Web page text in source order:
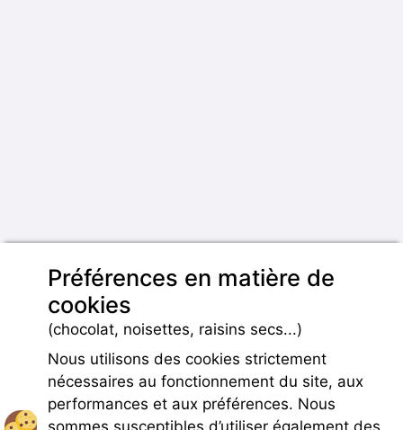
Préférences en matière de
cookies
(chocolat, noisettes, raisins secs...)
Nous utilisons des cookies strictement
nécessaires au fonctionnement du site, aux
performances et aux préférences. Nous
sommes susceptibles d’utiliser également des